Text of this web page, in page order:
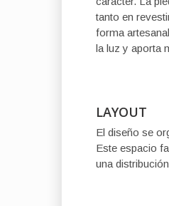
tanto en
forma
la luz y aporta
LAYOUT
El diseño se
Este espacio
una